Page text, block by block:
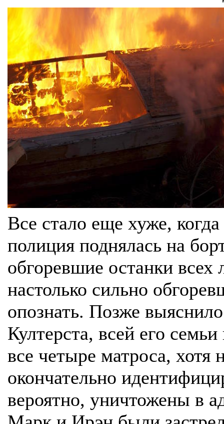
Все стало еще хуже,
полиция поднялась на
обгоревшие останки
настолько сильно
опознать. Позже
Култерста, всей его
все четыре матроса, хотя
окончательно
вероятно, уничтожены в